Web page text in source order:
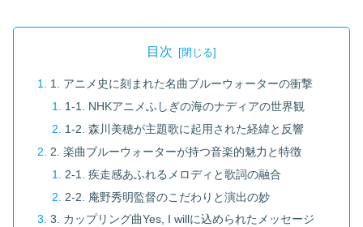
目次
1. アニメ史に刻まれた名曲ブルーウォーターの衝撃
1-1. NHKアニメふしぎの海のナディアの世界観
1-2. 森川美穂が主題歌に起用された経緯と反響
2. 楽曲ブルーウォーターが持つ音楽的魅力と特徴
2-1. 疾走感あふれるメロディと歌詞の融合
2-2. 庵野秀明監督のこだわりと演出の妙
3. カップリング曲Yes, I willに込められたメッセージ